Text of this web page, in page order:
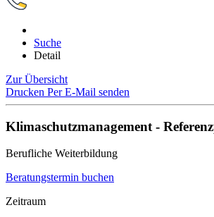
Suche
Detail
Zur Übersicht
Drucken Per E-Mail senden
Klimaschutzmanagement -
Berufliche Weiterbildung
Beratungstermin buchen
Zeitraum